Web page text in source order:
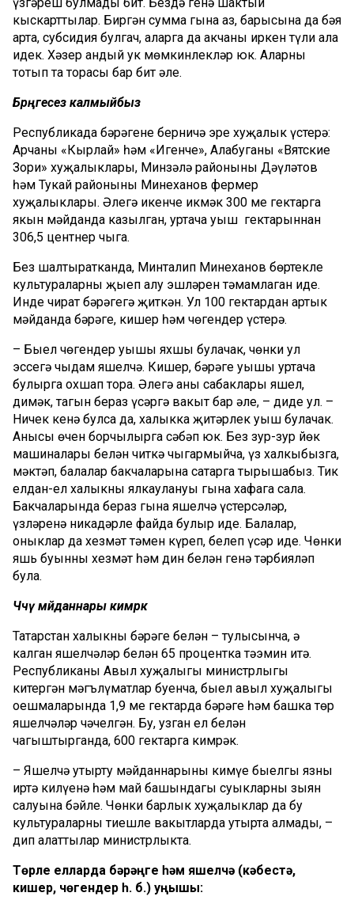
кыскарттылар. Биргән сумма гына аз, барысына да бәя
арта, субсидия булгач, аларга да акчаны иркен түли ала
идек. Хәзер андый ук мөмкинлекләр юк. Аларны
тотып та торасы бар бит әле.
Бәрәңгесез калмыйбыз
Республикада бәрәңгене берничә эре хуҗалык үстерә:
Арчаның «Кырлай» һәм «Игенче», Алабуганың «Вятские
Зори» хуҗалыклары, Минзәлә районының Дәүләтов
һәм Тукай районының Минеханов фермер
хуҗалыклары. Әлегә икенче икмәк 300 мең гектарга
якын мәйданда казылган, уртача уңыш гектарыннан
306,5 центнер чыга.
Без шалтыратканда, Минталип Минеханов бөртекле
культураларны җыеп алу эшләрен тәмамлаган иде.
Инде чират бәрәңгегә җиткән. Ул 100 гектардан артык
мәйданда бәрәңге, кишер һәм чөгендер үстерә.
– Быел чөгендер уңышы яхшы булачак, чөнки ул
эссегә чыдам яшелчә. Кишер, бәрәңге уңышы уртача
булырга охшап тора. Әлегә аның сабаклары яшел,
димәк, тагын бераз үсәргә вакыт бар әле, – диде ул. –
Ничек кенә булса да, халыкка җитәрлек уңыш булачак.
Анысы өчен борчылырга сәбәп юк. Без зур-зур йөк
машиналары белән читкә чыгармыйча, үз халкыбызга,
мәктәп, балалар бакчаларына сатарга тырышабыз. Тик
елдан-ел халыкның ялкаулануы гына хафага сала.
Бакчаларында бераз гына яшелчә үстерсәләр,
үзләренә никадәрле файда булыр иде. Балалар,
оныклар да хезмәт тәмен күреп, белеп үсәр иде. Чөнки
яшь буынны хезмәт һәм дин белән генә тәрбияләп
була.
Чәчү мәйданнары кимрәк
Татарстан халыкны бәрәңге белән – тулысынча, ә
калган яшелчәләр белән 65 процентка тәэмин итә.
Республиканың Авыл хуҗалыгы министрлыгы
китергән мәгълүматлар буенча, быел авыл хуҗалыгы
оешмаларында 1,9 мең гектарда бәрәңге һәм башка төр
яшелчәләр чәчелгән. Бу, узган ел белән
чагыштырганда, 600 гектарга кимрәк.
– Яшелчә утырту мәйданнарының кимүе быелгы язның
иртә килүенә һәм май башындагы суыкларның зыян
салуына бәйле. Чөнки барлык хуҗалыклар да бу
культураларны тиешле вакытларда утырта алмады, –
дип аңлаттылар министрлыкта.
Төрле елларда бәрәңге һәм яшелчә (кәбестә,
кишер, чөгендер һ. б.) уңышы: